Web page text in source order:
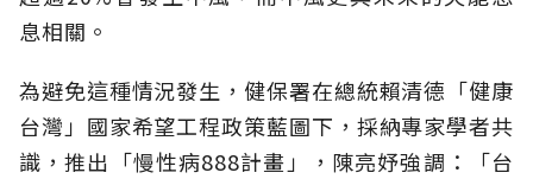
息相關。
為避免這種情況發生，健保署在總統賴清德「健康
台灣」國家希望工程政策藍圖下，採納專家學者共
識，推出「慢性病888計畫」，陳亮妤強調：「台